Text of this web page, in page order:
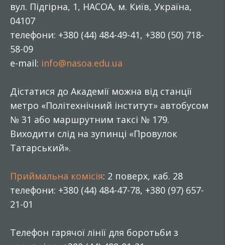
вул. Підгірна, 1, НАСОА, м. Київ, Україна,
04107
телефони: +380 (44) 484-49-41, +380 (50) 718-
58-09
e-mail: info@nasoa.edu.ua
Дістатися до Академії можна від станції
метро «Політехнічний інститут» автобусом
№ 31 або маршрутним таксі № 179.
Виходити слід на зупинці «Провулок
Татарський».
Приймальна комісія: 2 поверх, каб. 28
телефони: +380 (44) 484-47-78, +380 (97) 657-
21-01
Телефон гарячої лінії для боротьби з